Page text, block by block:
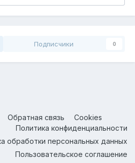
Подписчики 0
Обратная связь
Cookies
Политика конфиденциальности
обработки персональных данных
Пользовательское соглашение